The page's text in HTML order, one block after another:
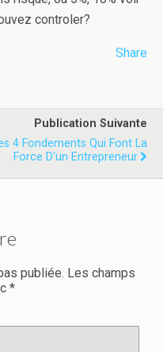
controler?
Share
Publication Suivante
4 Fondements Qui Font La
Force D'un Entrepreneur
publiée. Les champs
*